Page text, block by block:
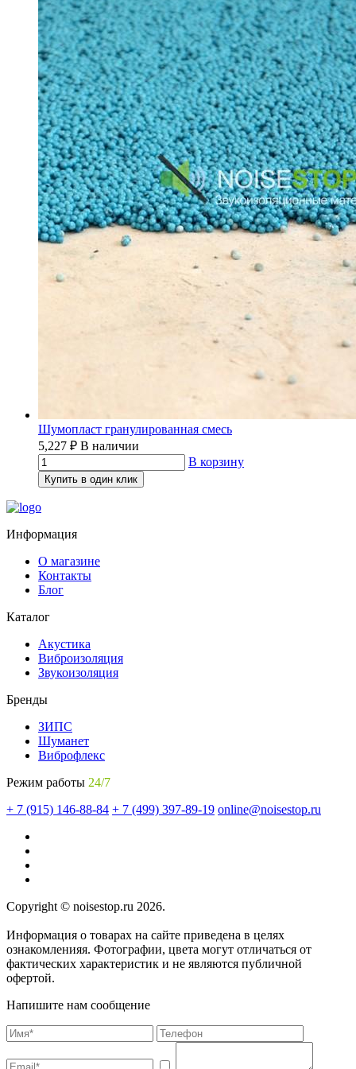
Шумопласт гранулированная смесь
5,227 ₽ В наличии
В корзину
Купить в один клик
Информация
О магазине
Контакты
Блог
Каталог
Акустика
Виброизоляция
Звукоизоляция
Бренды
ЗИПС
Шуманет
Виброфлекс
Режим работы 24/7
+ 7 (915) 146-88-84 + 7 (499) 397-89-19 online@noisestop.ru
Copyright © noisestop.ru 2026.
Информация о товарах на сайте приведена в целях
ознакомленияя. Фотографии, цвета могут отличаться от
фактических характеристик и не являются публичной
офертой.
Напишите нам сообщение